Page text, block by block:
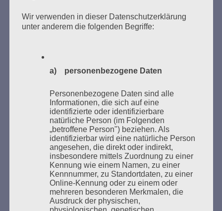
Donnerstag, 21. Mai 2026, 11 – 18 Uhr
des Gedenkens an die Verbrennung von Büchern am
Kaifu-Ufer – genau an dem Ort, wo im Mai 1933 NS-
Studentenorganisationen und Burschenschaftler
Bücher verbrannten.
Weitere Informationen:lesezeichen-setzen.de
GEDENKEN UND ERINNERN BEGINNT IN
UNSERER NACHBARSCHAFT
Wir verwenden in dieser Datenschutzerklärung
unter anderem die folgenden Begriffe:
a) personenbezogene Daten
Personenbezogene Daten sind alle
Informationen, die sich auf eine
identifizierte oder identifizierbare
natürliche Person (im Folgenden
„betroffene Person") beziehen. Als
identifizierbar wird eine natürliche Person
angesehen, die direkt oder indirekt,
insbesondere mittels Zuordnung zu einer
Kennung wie einem Namen, zu einer
Kennnummer, zu Standortdaten, zu einer
Online-Kennung oder zu einem oder
mehreren besonderen Merkmalen, die
Ausdruck der physischen,